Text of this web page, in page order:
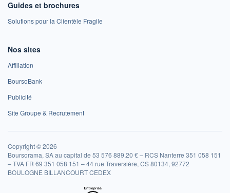
Guides et brochures
Solutions pour la Clientèle Fragile
Nos sites
Affiliation
BoursoBank
Publicité
Site Groupe & Recrutement
Copyright © 2026
Boursorama, SA au capital de 53 576 889,20 € – RCS Nanterre 351 058 151
– TVA FR 69 351 058 151 – 44 rue Traversière, CS 80134, 92772
BOULOGNE BILLANCOURT CEDEX